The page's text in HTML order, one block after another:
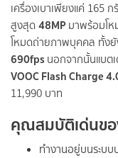
เครื่องเบาเพียงแค่ 165
สูงสุด48MPมาพร้อมโ
โหมดถ่ายภาพบุคคล ทั้งยั
690fps นอกจากนั้นแบต
VOOC Flash Charge
11,990 บาท
คุณสมบัติเด่นข
ทำงานอยู่บนระบ